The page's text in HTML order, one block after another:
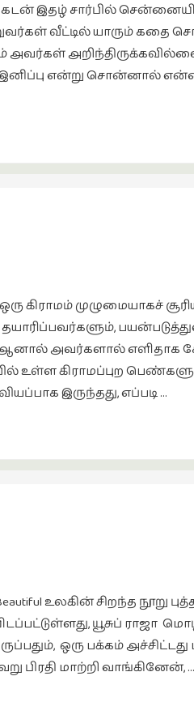
இதழ் சார்பில்
வீட்டில் யாரும் கதை
அவர்கள்
என்று சொன்னால்
கிராமம் முழுமையாகச்
ஆனால் அவர்களால்
உள்ள கிராமப்புற
இருந்தது, எப்படி …
is Beautiful உலகின் சிறந்த
யூசுப் ராஜா
ஒரு பக்கம் அச்சிட்டது
பிரதி மாற்றி வாங்கினேன், …